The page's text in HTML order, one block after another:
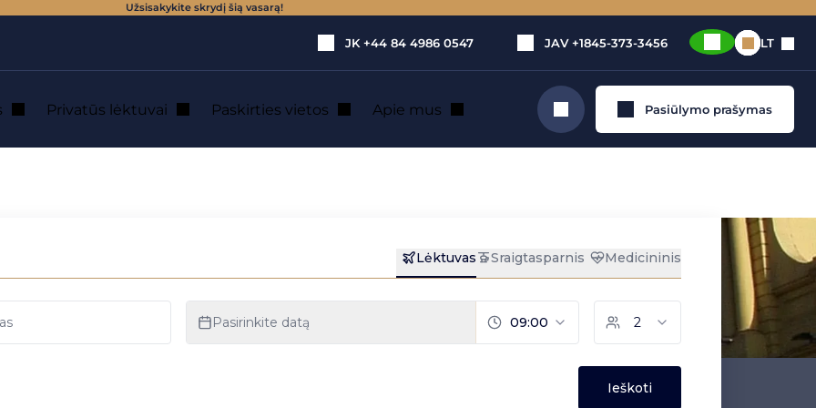
Užsisakykite skrydį šią vasarą!
JK +44 84 4986 0547 JAV +1845-373-3456 LT
Privatūs lėktuvai Paskirties vietos Apie mus Ieškoti Pasiūlymo prašymas